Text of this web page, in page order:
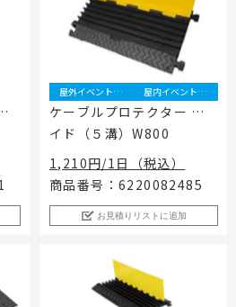
事業
business
屋外イベント事業 屋内イベント事業
ケーブルプロテクター ワ
イド（５溝）W800
1,210円/1日（税込）
商品番号：6220082485
お見積りリストに追加